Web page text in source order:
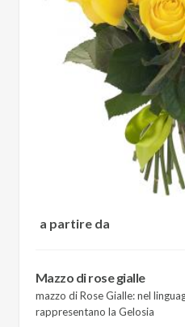
a partire da
Mazzo di rose gialle
mazzo di Rose Gialle: nel
rappresentano la Gelosia